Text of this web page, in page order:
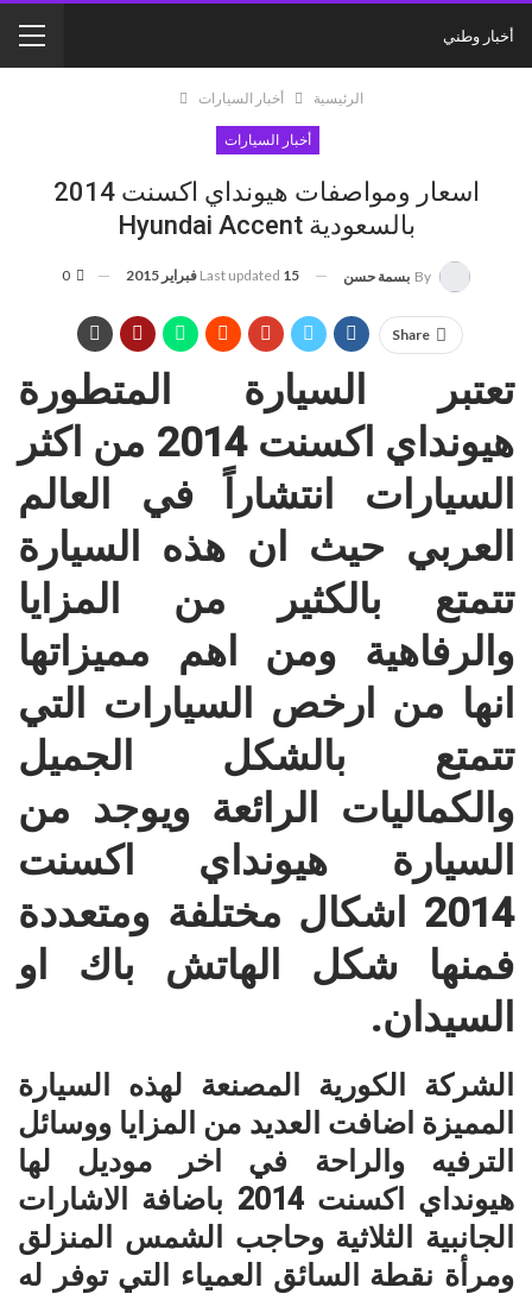
أخبار وطني
الرئيسية أخبار السيارات
أخبار السيارات
اسعار ومواصفات هيونداي اكسنت 2014
بالسعودية Hyundai Accent
By بسمة حسن Last updated 15 فبراير 2015
Share
تعتبر السيارة المتطورة
هيونداي اكسنت 2014 من اكثر
السيارات انتشاراً في العالم
العربي حيث ان هذه السيارة
تتمتع بالكثير من المزايا
والرفاهية ومن اهم مميزاتها
انها من ارخص السيارات التي
تتمتع بالشكل الجميل
والكماليات الرائعة ويوجد من
السيارة هيونداي اكسنت
2014 اشكال مختلفة ومتعددة
فمنها شكل الهاتش باك او
السيدان.
الشركة الكورية المصنعة لهذه السيارة
المميزة اضافت العديد من المزايا ووسائل
الترفيه والراحة في اخر موديل لها
هيونداي اكسنت 2014 باضافة الاشارات
الجانبية الثلاثية وحاجب الشمس المنزلق
ومرأة نقطة السائق العمياء التي توفر له